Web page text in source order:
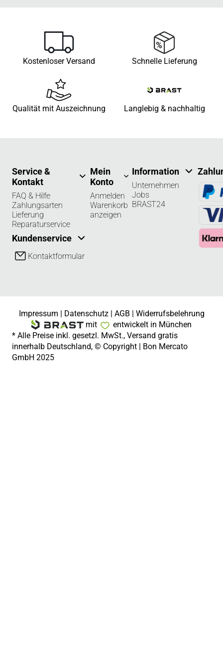
Kostenloser Versand Schnelle Lieferung
Qualität mit Auszeichnung Langlebig & nachhaltig
Service &
Kontakt
FAQ & Hilfe
Zahlungsarten
Lieferung
Reparaturservice
Kundenservice
Kontaktformular
Mein
Konto
Anmelden
Warenkorb
anzeigen
Information
Unternehmen
Jobs
BRAST24
Impressum | Datenschutz| AGB | Widerrufsbelehrung
mit
entwickelt in München
* Alle Preise inkl. gesetzl. MwSt., Versand gratis
innerhalb Deutschland, © Copyright | Bon Mercato
GmbH 2025